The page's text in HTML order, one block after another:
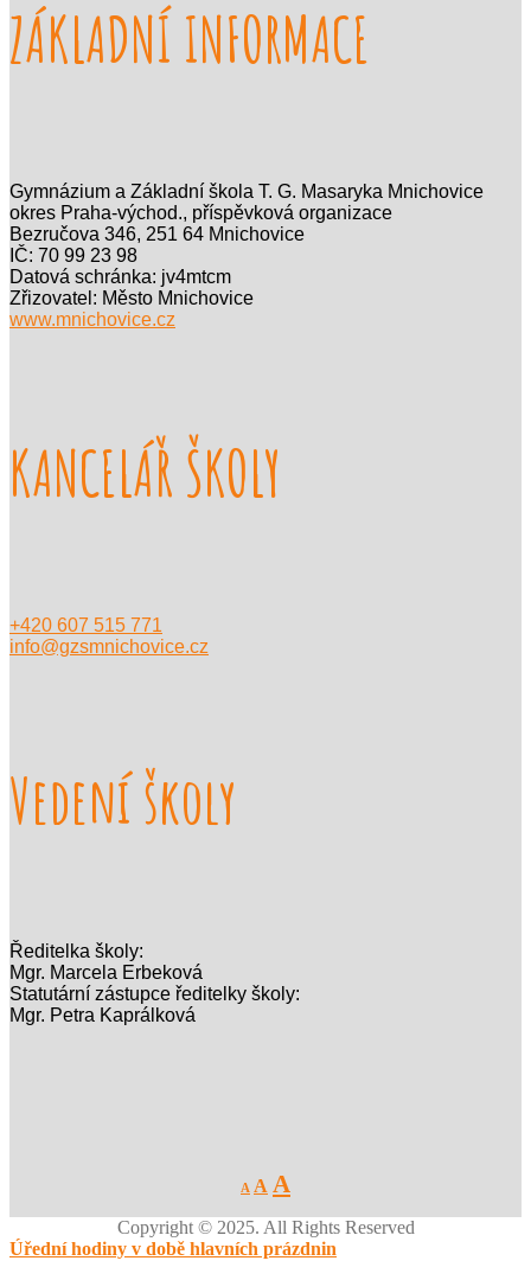
ZÁKLADNÍ INFORMACE
Gymnázium a Základní škola T. G. Masaryka Mnichovice
okres Praha-východ., příspěvková organizace
Bezručova 346, 251 64 Mnichovice
IČ: 70 99 23 98
Datová schránka: jv4mtcm
Zřizovatel: Město Mnichovice
www.mnichovice.cz
KANCELÁŘ ŠKOLY
+420 607 515 771
info@gzsmnichovice.cz
Vedení školy
Ředitelka školy:
Mgr. Marcela Erbeková
Statutární zástupce ředitelky školy:
Mgr. Petra Kaprálková
A
Decrease
font
A Reset
font
size.
A
font
size.
Copyright © 2025. All Rights Reserved
Úřední hodiny v době hlavních prázdnin